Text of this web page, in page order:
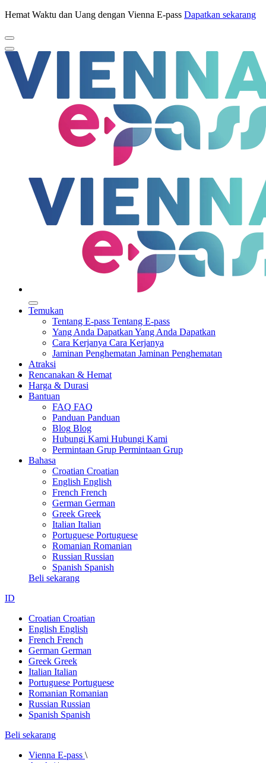
Hemat Waktu dan Uang dengan Vienna E-pass Dapatkan sekarang
Temukan
Tentang E-pass Tentang E-pass
Yang Anda Dapatkan Yang Anda Dapatkan
Cara Kerjanya Cara Kerjanya
Jaminan Penghematan Jaminan Penghematan
Atraksi
Rencanakan & Hemat
Harga & Durasi
Bantuan
FAQ FAQ
Panduan Panduan
Blog Blog
Hubungi Kami Hubungi Kami
Permintaan Grup Permintaan Grup
Bahasa
Croatian Croatian
English English
French French
German German
Greek Greek
Italian Italian
Portuguese Portuguese
Romanian Romanian
Russian Russian
Spanish Spanish
Beli sekarang
ID
Croatian Croatian
English English
French French
German German
Greek Greek
Italian Italian
Portuguese Portuguese
Romanian Romanian
Russian Russian
Spanish Spanish
Beli sekarang
Vienna E-pass \